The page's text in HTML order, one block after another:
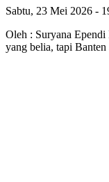
Sabtu, 23 Mei 2026 -
Oleh : Suryana Ependi
yang belia, tapi